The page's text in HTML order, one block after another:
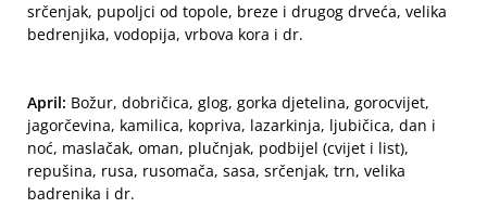
srčenjak, pupoljci od topole, breze i drugog drveća, velika
bedrenjika, vodopija, vrbova kora i dr.
April: Božur, dobričica, glog, gorka djetelina, gorocvijet,
jagorčevina, kamilica, kopriva, lazarkinja, ljubičica, dan i
noć, maslačak, oman, plučnjak, podbijel (cvijet i list),
repušina, rusa, rusomača, sasa, srčenjak, trn, velika
badrenika i dr.